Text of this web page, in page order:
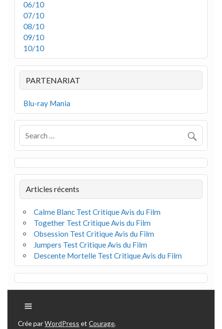
06/10
07/10
08/10
09/10
10/10
PARTENARIAT
Blu-ray Mania
Articles récents
Calme Blanc Test Critique Avis du Film
Together Test Critique Avis du Film
Obsession Test Critique Avis du Film
Jumpers Test Critique Avis du Film
Descente Mortelle Test Critique Avis du Film
Crée parWordPress etCourage.